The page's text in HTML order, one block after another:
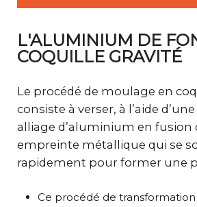
L'ALUMINIUM DE
COQUILLE GRAVITÉ
Le procédé de moulage en
consiste à verser, à l’aide
alliage d’aluminium en fusion
empreinte métallique qui se
rapidement pour former une
Ce procédé de